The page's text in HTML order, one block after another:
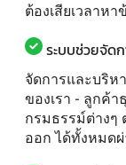
ต้องเสียเวลาหา
ระบบช่วยจัด
จัดการและบริห
ของเรา - ลูกค้า
กรมธรรม์ต่างๆ
ออก ได้ทั้งหมด